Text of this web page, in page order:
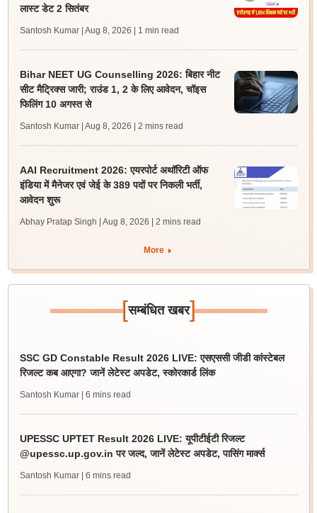
लास्ट डेट 2 सितंबर
Santosh Kumar | Aug 8, 2026 | 1 min read
Bihar NEET UG Counselling 2026: बिहार नीट
सीट मैट्रिक्स जारी; राउंड 1, 2 के लिए आवेदन, चॉइस
फिलिंग 10 अगस्त से
Santosh Kumar | Aug 8, 2026 | 2 mins read
AAI Recruitment 2026: एयरपोर्ट अथॉरिटी ऑफ
इंडिया में मैनेजर एवं जेई के 389 पदों पर निकली भर्ती,
आवेदन शुरू
Abhay Pratap Singh | Aug 8, 2026 | 2 mins read
More
[सम्बंधित खबर]
SSC GD Constable Result 2026 LIVE: एसएससी जीडी कांस्टेबल
रिजल्ट कब आएगा? जानें लेटेस्ट अपडेट, स्कोरकार्ड लिंक
Santosh Kumar | 6 mins read
UPESSC UPTET Result 2026 LIVE: यूपीटीईटी रिजल्ट
@upessc.up.gov.in पर जल्द, जानें लेटेस्ट अपडेट, पासिंग मार्क्स
Santosh Kumar | 6 mins read